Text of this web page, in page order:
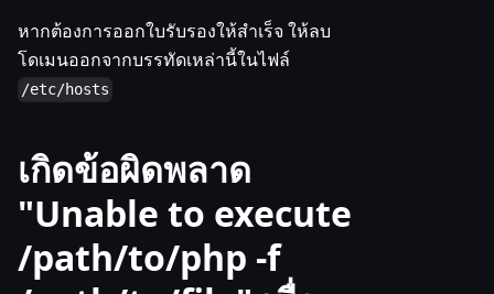
หากต้องการออกใบรับรองให้สำเร็จ ให้ลบ
โดเมนออกจากบรรทัดเหล่านี้ในไฟล์
/etc/hosts
เกิดข้อผิดพลาด
"Unable to execute
/path/to/php -f